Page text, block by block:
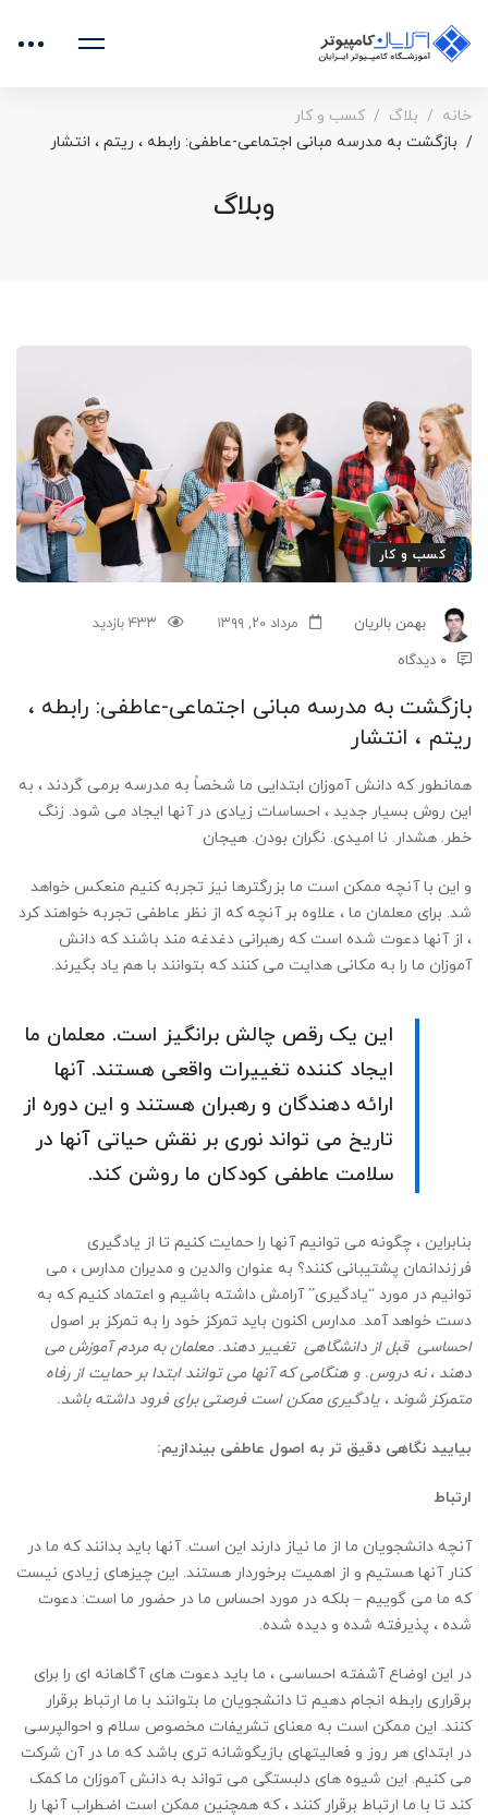
خانه بلاگ
کسب و کار
بازگشت به مدرسه مبانی اجتماعی-عاطفی: رابطه ، ریتم ، انتشار
وبلاگ
به
مدرسه
مبانی
اجتماعی-
عاطفی:
رابطه
،
ریتم
،
انتشار
کسب و کار
بهمن بالریان مرداد ۲۰, ۱۳۹۹
۴۳۳ بازدید
۰ دیدگاه
بازگشت به مدرسه مبانی اجتماعی-عاطفی: رابطه ،
ریتم ، انتشار
همانطور که دانش آموزان ابتدایی ما شخصاً به مدرسه برمی گردند ، به
این روش بسیار جدید ، احساسات زیادی در آنها ایجاد می شود. زنگ
خطر. هشدار. نا امیدی. نگران بودن. هیجان
و این با آنچه ممکن است ما بزرگترها نیز تجربه کنیم منعکس خواهد
شد. برای معلمان ما ، علاوه بر آنچه که از نظر عاطفی تجربه خواهند کرد
، از آنها دعوت شده است که رهبرانی دغدغه مند باشند که دانش
آموزان ما را به مکانی هدایت می کنند که بتوانند با هم یاد بگیرند.
این یک رقص چالش برانگیز است. معلمان ما
ایجاد کننده تغییرات واقعی هستند. آنها
ارائه دهندگان و رهبران هستند و این دوره از
تاریخ می تواند نوری بر نقش حیاتی آنها در
سلامت عاطفی کودکان ما روشن کند.
بنابراین ، چگونه می توانیم آنها را حمایت کنیم تا از یادگیری
فرزندانمان پشتیبانی کنند؟ به عنوان والدین و مدیران مدارس ، می
توانیم در مورد “یادگیری” آرامش داشته باشیم و اعتماد کنیم که به
دست خواهد آمد. مدارس اکنون باید تمرکز خود را به تمرکز بر اصول
احساسی قبل از دانشگاهی تغییر دهند. معلمان به مردم آموزش می
دهند ، نه دروس. و هنگامی که آنها می توانند ابتدا بر حمایت از رفاه
متمرکز شوند ، یادگیری ممکن است فرصتی برای فرود داشته باشد.
بیایید نگاهی دقیق تر به اصول عاطفی بیندازیم:
ارتباط
آنچه دانشجویان ما از ما نیاز دارند این است. آنها باید بدانند که ما در
کنار آنها هستیم و از اهمیت برخوردار هستند. این چیزهای زیادی نیست
که ما می گوییم – بلکه در مورد احساس ما در حضور ما است: دعوت
شده ، پذیرفته شده و دیده شده.
در این اوضاع آشفته احساسی ، ما باید دعوت های آگاهانه ای را برای
برقراری رابطه انجام دهیم تا دانشجویان ما بتوانند با ما ارتباط برقرار
کنند. این ممکن است به معنای تشریفات مخصوص سلام و احوالپرسی
در ابتدای هر روز و فعالیتهای بازیگوشانه تری باشد که ما در آن شرکت
می کنیم. این شیوه های دلبستگی می تواند به دانش آموزان ما کمک
کند تا با ما ارتباط برقرار کنند ، که همچنین ممکن است اضطراب آنها را